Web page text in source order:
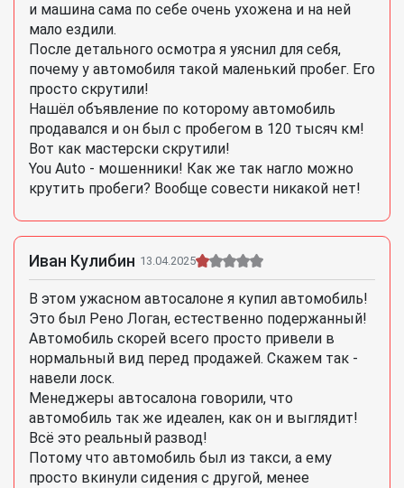
и машина сама по себе очень ухожена и на ней
мало ездили.
После детального осмотра я уяснил для себя,
почему у автомобиля такой маленький пробег. Его
просто скрутили!
Нашёл объявление по которому автомобиль
продавался и он был с пробегом в 120 тысяч км!
Вот как мастерски скрутили!
You Auto - мошенники! Как же так нагло можно
крутить пробеги? Вообще совести никакой нет!
Иван Кулибин 13.04.2025
В этом ужасном автосалоне я купил автомобиль!
Это был Рено Логан, естественно подержанный!
Автомобиль скорей всего просто привели в
нормальный вид перед продажей. Скажем так -
навели лоск.
Менеджеры автосалона говорили, что
автомобиль так же идеален, как он и выглядит!
Всё это реальный развод!
Потому что автомобиль был из такси, а ему
просто вкинули сидения с другой, менее